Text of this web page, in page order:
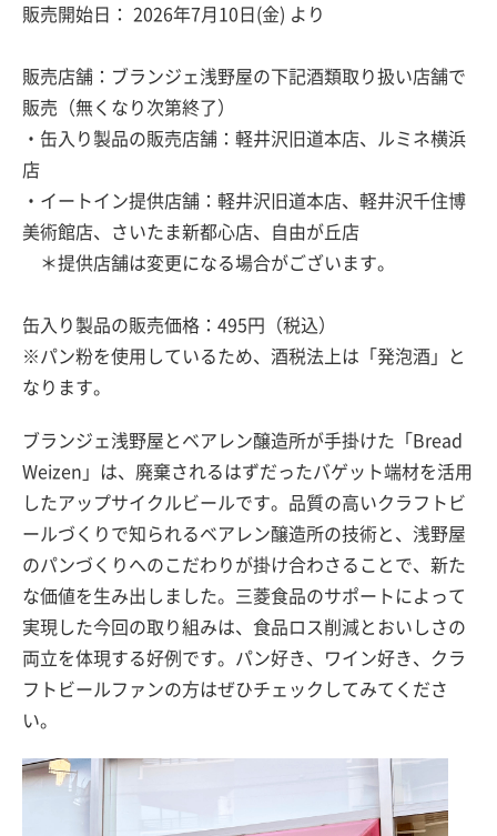
販売開始日： 2026年7月10日(金) より
販売店舗：ブランジェ浅野屋の下記酒類取り扱い店舗で
販売（無くなり次第終了）
・缶入り製品の販売店舗：軽井沢旧道本店、ルミネ横浜
店
・イートイン提供店舗：軽井沢旧道本店、軽井沢千住博
美術館店、さいたま新都心店、自由が丘店
＊提供店舗は変更になる場合がございます。
缶入り製品の販売価格：495円（税込）
※パン粉を使用しているため、酒税法上は「発泡酒」と
なります。
ブランジェ浅野屋とベアレン醸造所が手掛けた「Bread
Weizen」は、廃棄されるはずだったバゲット端材を活用
したアップサイクルビールです。品質の高いクラフトビ
ールづくりで知られるベアレン醸造所の技術と、浅野屋
のパンづくりへのこだわりが掛け合わさることで、新た
な価値を生み出しました。三菱食品のサポートによって
実現した今回の取り組みは、食品ロス削減とおいしさの
両立を体現する好例です。パン好き、ワイン好き、クラ
フトビールファンの方はぜひチェックしてみてくださ
い。